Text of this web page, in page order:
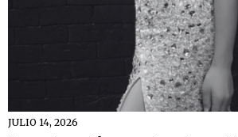
JULIO 14, 2026